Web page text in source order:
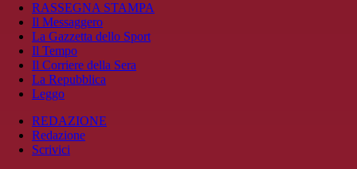
RASSEGNA STAMPA
Il Messaggero
La Gazzetta dello Sport
Il Tempo
Il Corriere della Sera
La Repubblica
Leggo
REDAZIONE
Redazione
Scrivici